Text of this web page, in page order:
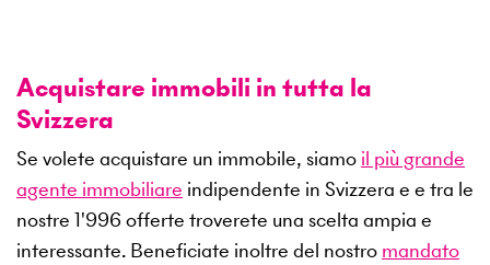
Acquistare immobili in tutta la
Svizzera
Se volete acquistare un immobile, siamo il più grande
agente immobiliare indipendente in Svizzera e e tra le
nostre 1'996 offerte troverete una scelta ampia e
interessante. Beneficiate inoltre del nostro mandato